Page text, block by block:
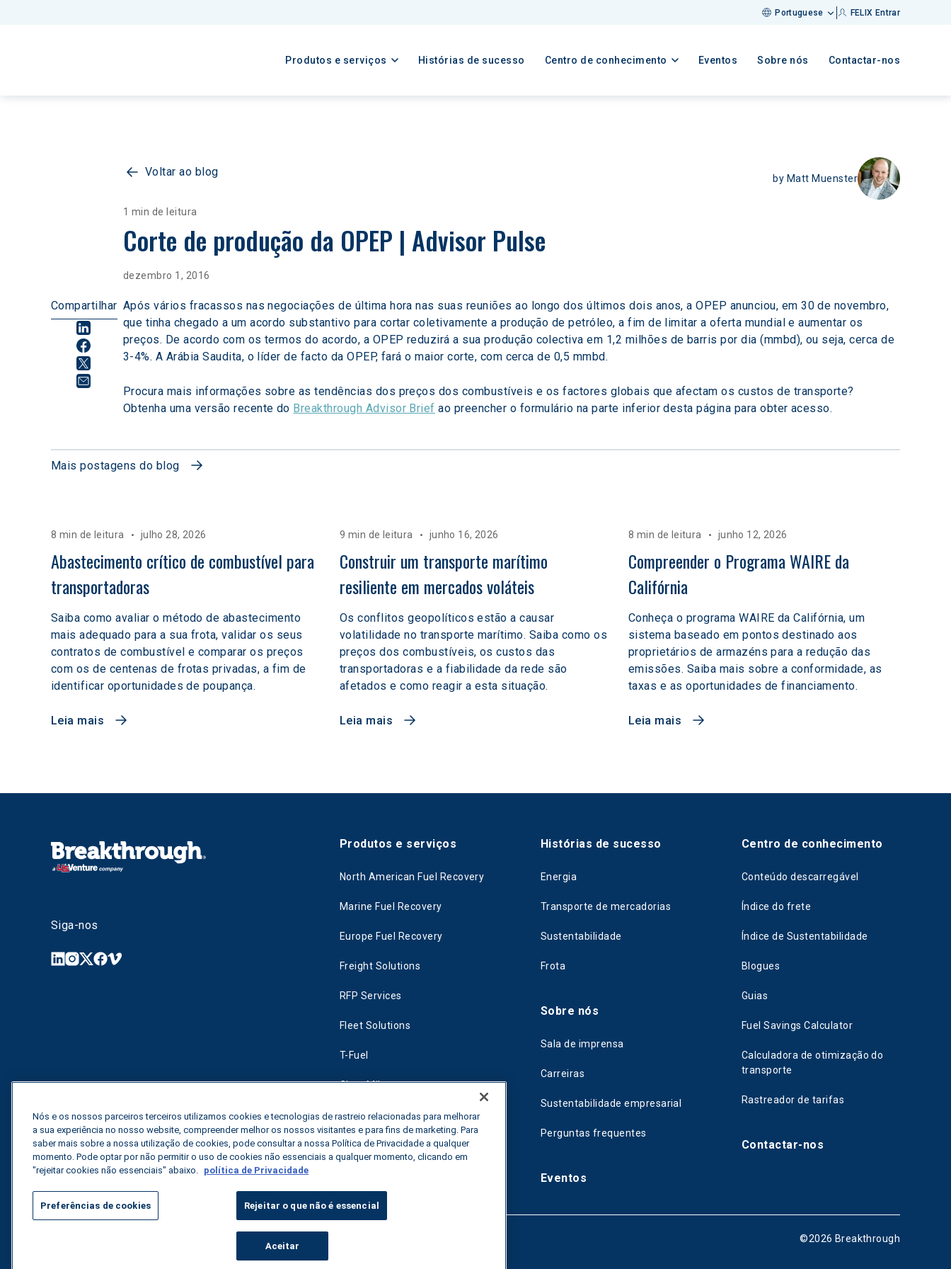
Portuguese FELIX Entrar
Produtos e serviços Histórias de sucesso Centro de conhecimento Eventos Sobre nós Contactar-nos
Voltar ao blog by Matt Muenster
1 min de leitura
Corte de produção da OPEP | Advisor Pulse
dezembro 1, 2016
Compartilhar Após vários fracassos nas negociações de última hora nas suas reuniões ao longo dos últimos dois anos, a OPEP anunciou, em 30 de novembro,
que tinha chegado a um acordo substantivo para cortar coletivamente a produção de petróleo, a fim de limitar a oferta mundial e aumentar os
preços. De acordo com os termos do acordo, a OPEP reduzirá a sua produção colectiva em 1,2 milhões de barris por dia (mmbd), ou seja, cerca de
3-4%. A Arábia Saudita, o líder de facto da OPEP, fará o maior corte, com cerca de 0,5 mmbd.
Procura mais informações sobre as tendências dos preços dos combustíveis e os factores globais que afectam os custos de transporte?
Obtenha uma versão recente do Breakthrough Advisor Brief ao preencher o formulário na parte inferior desta página para obter acesso.
Mais postagens do blog
8 min de leitura julho 28, 2026
Abastecimento crítico de combustível para
transportadoras
Saiba como avaliar o método de abastecimento
mais adequado para a sua frota, validar os seus
contratos de combustível e comparar os preços
com os de centenas de frotas privadas, a fim de
identificar oportunidades de poupança.
Leia mais
9 min de leitura junho 16, 2026
Construir um transporte marítimo
resiliente em mercados voláteis
Os conflitos geopolíticos estão a causar
volatilidade no transporte marítimo. Saiba como os
preços dos combustíveis, os custos das
transportadoras e a fiabilidade da rede são
afetados e como reagir a esta situação.
Leia mais
8 min de leitura junho 12, 2026
Compreender o Programa WAIRE da
Califórnia
Conheça o programa WAIRE da Califórnia, um
sistema baseado em pontos destinado aos
proprietários de armazéns para a redução das
emissões. Saiba mais sobre a conformidade, as
taxas e as oportunidades de financiamento.
Leia mais
Siga-nos
Produtos e serviços
North American Fuel Recovery
Marine Fuel Recovery
Europe Fuel Recovery
Freight Solutions
RFP Services
Fleet Solutions
T-Fuel
CleanMile
Histórias de sucesso
Energia
Transporte de mercadorias
Sustentabilidade
Frota
Sobre nós
Sala de imprensa
Carreiras
Sustentabilidade empresarial
Perguntas frequentes
Eventos
Centro de conhecimento
Conteúdo descarregável
Índice do frete
Índice de Sustentabilidade
Blogues
Guias
Fuel Savings Calculator
Calculadora de otimização do
transporte
Rastreador de tarifas
Contactar-nos
©2026 Breakthrough
Nós e os nossos parceiros terceiros utilizamos cookies e tecnologias de rastreio relacionadas para melhorar
a sua experiência no nosso website, compreender melhor os nossos visitantes e para fins de marketing. Para
saber mais sobre a nossa utilização de cookies, pode consultar a nossa Política de Privacidade a qualquer
momento. Pode optar por não permitir o uso de cookies não essenciais a qualquer momento, clicando em
"rejeitar cookies não essenciais" abaixo. política de Privacidade
Preferências de cookies Rejeitar o que não é essencial
Aceitar